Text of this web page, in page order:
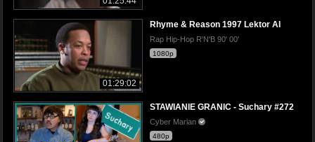
01:29:02
Rhyme & Reason 1997 Lektor AI
Rap Hip-Hop R'N'B 90' 00'
1080p
STAWIANIE GRANIC - Suchary #272
Cyber Marian
480p